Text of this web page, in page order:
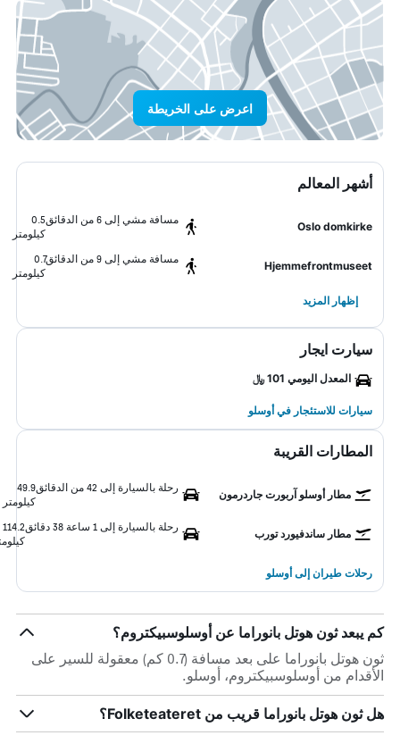
اعرض على الخريطة
أشهر المعالم
Oslo domkirke
مسافة مشي إلى 6 من الدقائق
0.5
كيلومتر
Hjemmefrontmuseet
مسافة مشي إلى 9 من الدقائق
0.7
كيلومتر
إظهار المزيد
سيارت ايجار
المعدل اليومي 101 ﷼
سيارات للاستئجار في أوسلو
المطارات القريبة
مطار أوسلو آربورت جاردرمون
رحلة بالسيارة إلى 42 من الدقائق
49.9
كيلومتر
مطار ساندفيورد تورب
رحلة بالسيارة إلى 1 ساعة 38 دقائق
114.2
رحلات طيران إلى أوسلو
كم يبعد ثون هوتل بانوراما عن أوسلوسبيكتروم؟
ثون هوتل بانوراما على بعد مسافة (0.7 كم) معقولة للسير على
الأقدام من أوسلوسبيكتروم، أوسلو.
هل ثون هوتل بانوراما قريب من Folketeateret؟